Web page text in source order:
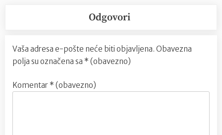
Odgovori
Vaša adresa e-pošte neće biti objavljena. Obavezna
polja su označena sa * (obavezno)
Komentar * (obavezno)